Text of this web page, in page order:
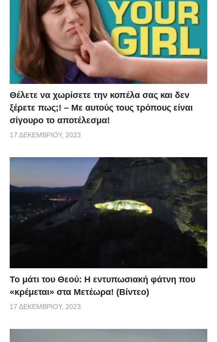
Θέλετε να χωρίσετε την κοπέλα σας και δεν
ξέρετε πως;! – Με αυτούς τους τρόπους είναι
σίγουρο το αποτέλεσμα!
17 ΔΕΚΕΜΒΡΊΟΥ, 2023
Το μάτι του Θεού: Η εντυπωσιακή φάτνη που
«κρέμεται» στα Μετέωρα! (Βίντεο)
17 ΔΕΚΕΜΒΡΊΟΥ, 2023